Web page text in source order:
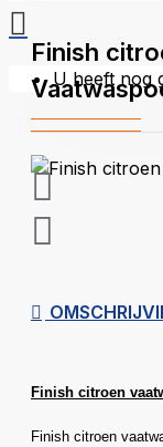
U heeft nog
Finish
Finish citroen
Finish citroen